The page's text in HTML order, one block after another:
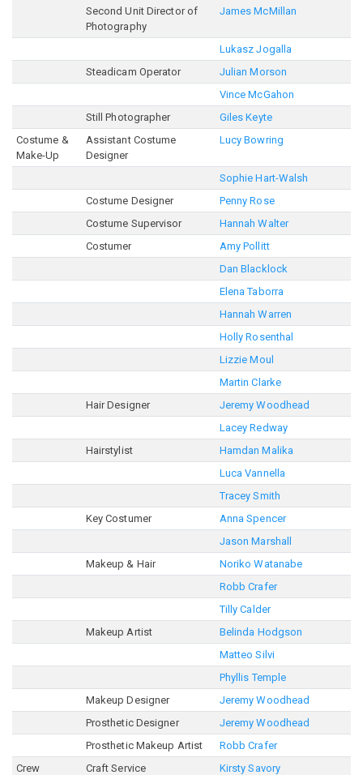
Second Unit Director of
Photography
James McMillan
Lukasz Jogalla
Steadicam Operator
Julian Morson
Vince McGahon
Still Photographer
Giles Keyte
Costume &
Make-Up
Assistant Costume
Designer
Lucy Bowring
Sophie Hart-Walsh
Costume Designer
Penny Rose
Costume Supervisor
Hannah Walter
Costumer
Amy Pollitt
Dan Blacklock
Elena Taborra
Hannah Warren
Holly Rosenthal
Lizzie Moul
Martin Clarke
Hair Designer
Jeremy Woodhead
Lacey Redway
Hairstylist
Hamdan Malika
Luca Vannella
Tracey Smith
Key Costumer
Anna Spencer
Jason Marshall
Makeup & Hair
Noriko Watanabe
Robb Crafer
Tilly Calder
Makeup Artist
Belinda Hodgson
Matteo Silvi
Phyllis Temple
Makeup Designer
Jeremy Woodhead
Prosthetic Designer
Jeremy Woodhead
Prosthetic Makeup Artist
Robb Crafer
Crew
Craft Service
Kirsty Savory